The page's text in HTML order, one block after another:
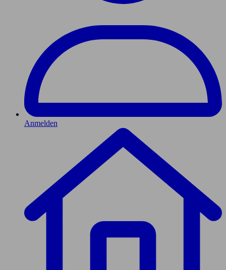
Anmelden